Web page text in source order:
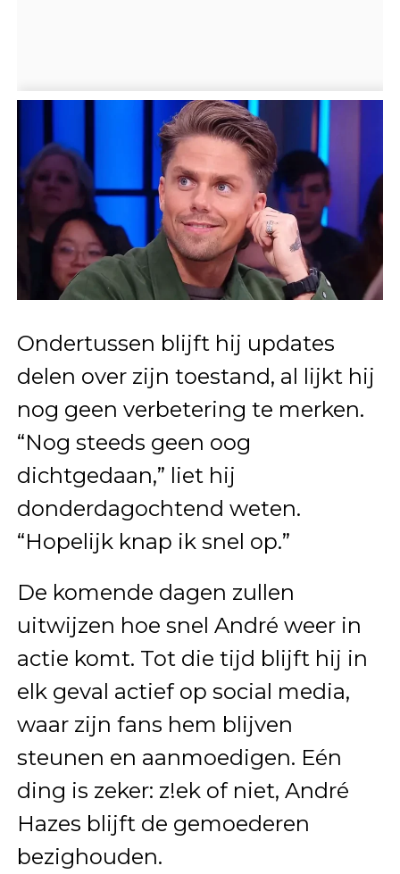
Ondertussen blijft hij updates
delen over zijn toestand, al lijkt hij
nog geen verbetering te merken.
“Nog steeds geen oog
dichtgedaan,” liet hij
donderdagochtend weten.
“Hopelijk knap ik snel op.”
De komende dagen zullen
uitwijzen hoe snel André weer in
actie komt. Tot die tijd blijft hij in
elk geval actief op social media,
waar zijn fans hem blijven
steunen en aanmoedigen. Eén
ding is zeker: z!ek of niet, André
Hazes blijft de gemoederen
bezighouden.